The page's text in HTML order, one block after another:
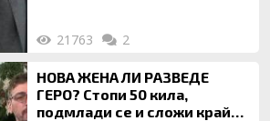
21763 2
НОВА ЖЕНА ЛИ РАЗВЕДЕ
ГЕРО? Стопи 50 кила,
подмлади се и сложи край